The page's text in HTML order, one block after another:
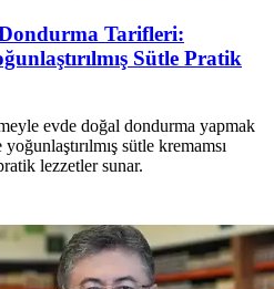
Tarifleri:
Sütle Pratik
evde doğal dondurma yapmak
sütle kremamsı
lezzetler sunar.